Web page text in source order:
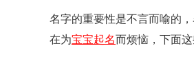
名字的重要性是不言而喻的
在为宝宝起名而烦恼，下面这